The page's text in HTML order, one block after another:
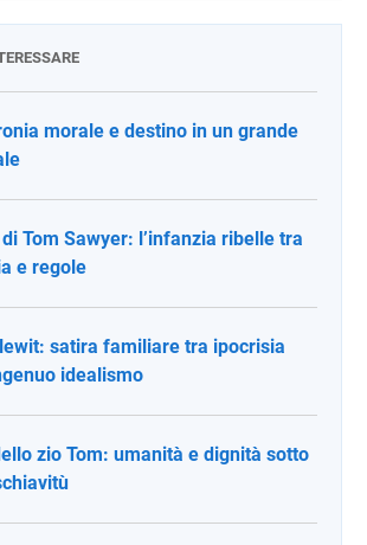
morale e destino in un grande
Tom Sawyer: l’infanzia ribelle tra
e regole
satira familiare tra ipocrisia
idealismo
zio Tom: umanità e dignità sotto